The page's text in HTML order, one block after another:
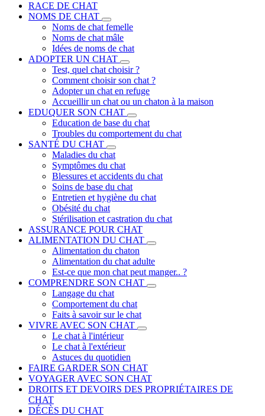
RACE DE CHAT
NOMS DE CHAT
Noms de chat femelle
Noms de chat mâle
Idées de noms de chat
ADOPTER UN CHAT
Test, quel chat choisir ?
Comment choisir son chat ?
Adopter un chat en refuge
Accueillir un chat ou un chaton à la maison
EDUQUER SON CHAT
Education de base du chat
Troubles du comportement du chat
SANTÉ DU CHAT
Maladies du chat
Symptômes du chat
Blessures et accidents du chat
Soins de base du chat
Entretien et hygiène du chat
Obésité du chat
Stérilisation et castration du chat
ASSURANCE POUR CHAT
ALIMENTATION DU CHAT
Alimentation du chaton
Alimentation du chat adulte
Est-ce que mon chat peut manger.. ?
COMPRENDRE SON CHAT
Langage du chat
Comportement du chat
Faits à savoir sur le chat
VIVRE AVEC SON CHAT
Le chat à l'intérieur
Le chat à l'extérieur
Astuces du quotidien
FAIRE GARDER SON CHAT
VOYAGER AVEC SON CHAT
DROITS ET DEVOIRS DES PROPRIÉTAIRES DE
CHAT
DÉCÈS DU CHAT